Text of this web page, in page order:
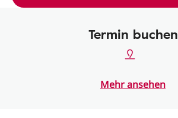
Termin buchen
Mehr ansehen